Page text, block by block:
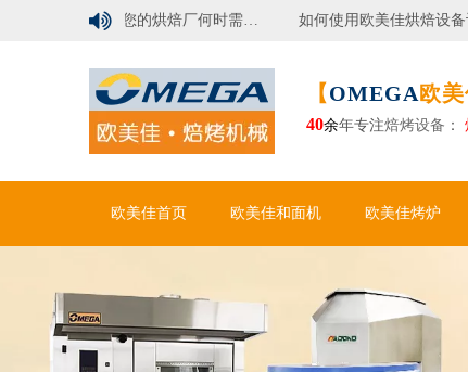
 行业洞察 | 您的烘焙厂何时需要自动化面包生产线？ 如
【 OMEGA欧
40余年专注焙烤设备 ：
欧美佳首页 欧美佳和面机 欧美佳烤炉